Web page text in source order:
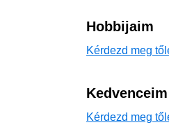
Hobbijaim
Kérdezd meg
Kedvenceim
Kérdezd meg